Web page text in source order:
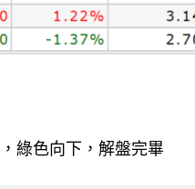
綠色向下，解盤完畢